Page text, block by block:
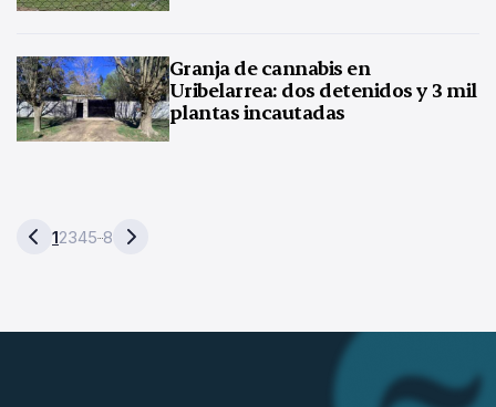
Granja de cannabis en
Uribelarrea: dos detenidos y 3 mil
plantas incautadas
12345…8